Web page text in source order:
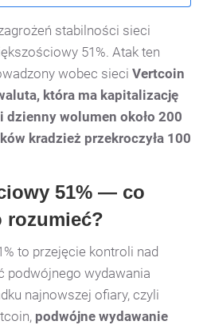
stabilności sieci
51%. Atak ten
wobec sieci Vertcoin
która ma kapitalizację
wolumen około 200
kradzież przekroczyła 100
51% — co
rozumieć?
to przejęcie kontroli nad
podwójnego wydawania
najnowszej ofiary, czyli
podwójne wydawanie